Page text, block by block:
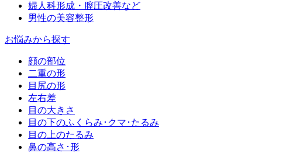
婦人科形成・膣圧改善など
男性の美容整形
お悩みから探す
顔の部位
二重の形
目尻の形
左右差
目の大きさ
目の下のふくらみ･クマ･たるみ
目の上のたるみ
鼻の高さ･形